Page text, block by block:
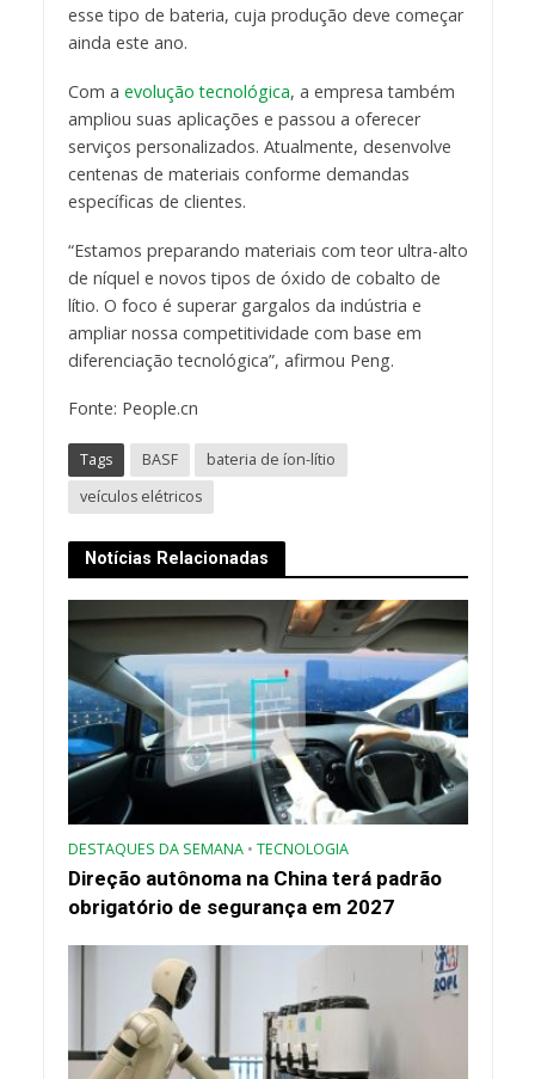
esse tipo de bateria, cuja produção deve começar
ainda este ano.
Com a evolução tecnológica, a empresa também
ampliou suas aplicações e passou a oferecer
serviços personalizados. Atualmente, desenvolve
centenas de materiais conforme demandas
específicas de clientes.
“Estamos preparando materiais com teor ultra-alto
de níquel e novos tipos de óxido de cobalto de
lítio. O foco é superar gargalos da indústria e
ampliar nossa competitividade com base em
diferenciação tecnológica”, afirmou Peng.
Fonte: People.cn
Tags BASF
bateria de íon-lítio
veículos elétricos
Notícias Relacionadas
DESTAQUES DA SEMANA • TECNOLOGIA
Direção autônoma na China terá padrão
obrigatório de segurança em 2027